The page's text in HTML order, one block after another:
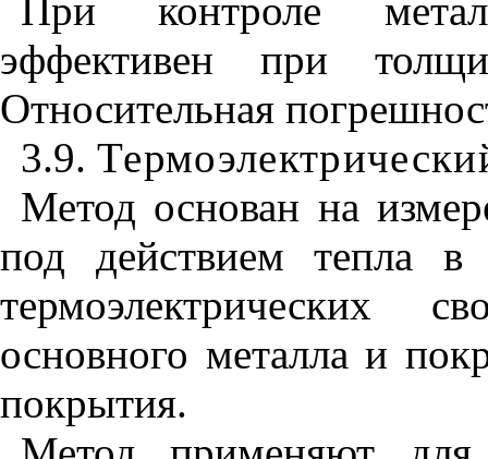
При контроле
эффективен при
Относительная
3.9.
Метод основан на
под действием тепла в
термоэлектрических
основного металла и
покрытия.